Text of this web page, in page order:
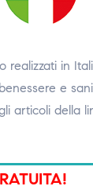
realizzati in
e
articoli della